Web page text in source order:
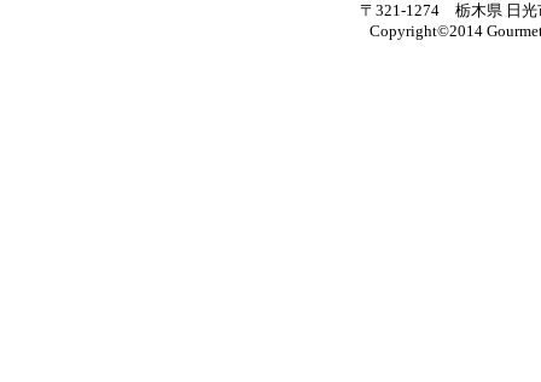
〒321-1274 栃木県 日
Copyright©2014